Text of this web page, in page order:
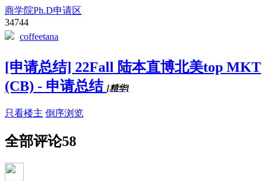
商学院Ph.D申请区
34744
coffeetana
[申请总结] 22Fall 陆本直博北美top MKT
(CB) - 申请总结 [精华]
只看楼主 倒序浏览
全部评论58